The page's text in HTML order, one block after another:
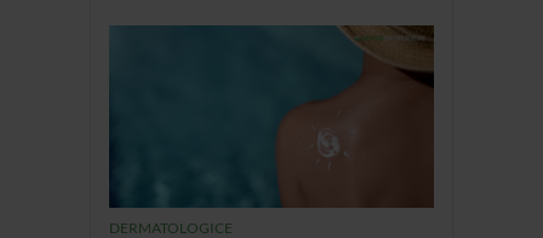
DERMATOLOGICE